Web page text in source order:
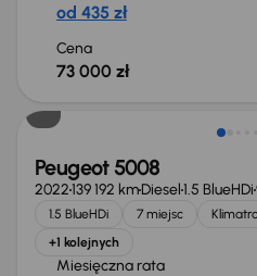
od 435 zł
Cena
73 000 zł
Peugeot 5008
2022139 192 kmDiesel1.5 BlueHDi
1.5 BlueHDi 7 miejsc
+1 kolejnych
Miesięczna rata